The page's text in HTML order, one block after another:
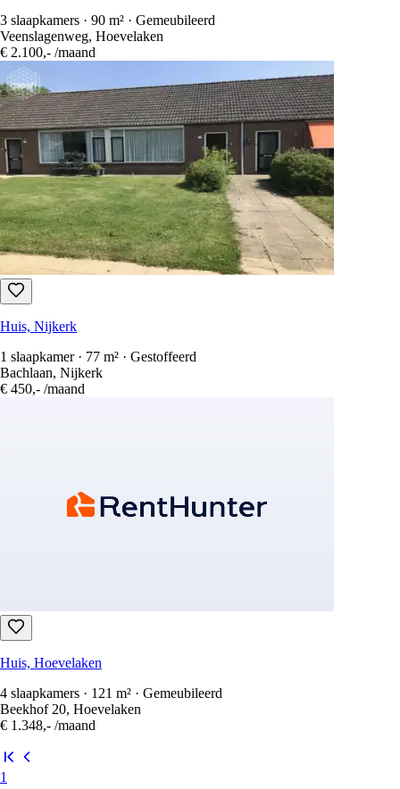
3 slaapkamers · 90 m² · Gemeubileerd
Veenslagenweg, Hoevelaken
€ 2.100,- /maand
Huis, Nijkerk
1 slaapkamer · 77 m² · Gestoffeerd
Bachlaan, Nijkerk
€ 450,- /maand
Huis, Hoevelaken
4 slaapkamers · 121 m² · Gemeubileerd
Beekhof 20, Hoevelaken
€ 1.348,- /maand
1